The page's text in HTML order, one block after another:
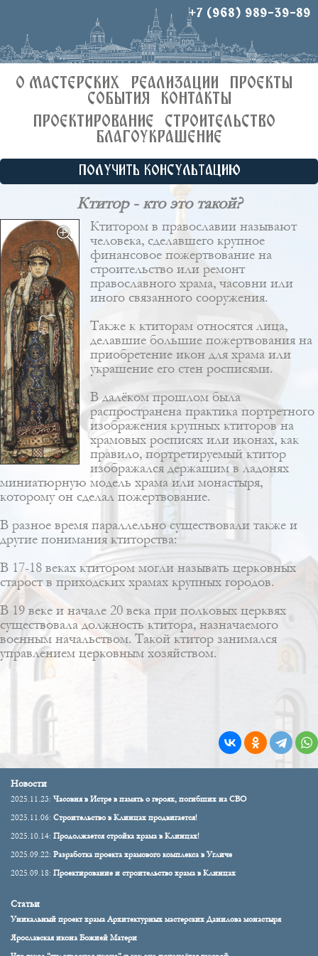
+7 (968) 989-39-89
О МАСТЕРСКИХ РЕАЛИЗАЦИИ
ПРОЕКТЫ
СОБЫТИЯ
КОНТАКТЫ
ПРОЕКТИРОВАНИЕ
СТРОИТЕЛЬСТВО
БЛАГОУКРАШЕНИЕ
ПОЛУЧИТЬ КОНСУЛЬТАЦИЮ
Ктитор - кто это такой?
Ктитором в православии называют
человека, сделавшего крупное
финансовое пожертвование на
строительство или ремонт
православного храма, часовни или
иного связанного сооружения.
Также к ктиторам относятся лица,
делавшие большие пожертвования на
приобретение икон для храма или
украшение его стен росписями.
В далёком прошлом была
распространена практика портретного
изображения крупных ктиторов на
храмовых росписях или иконах, как
правило, портретируемый ктитор
изображался держащим в ладонях
миниатюрную модель храма или монастыря,
которому он сделал пожертвование.
В разное время параллельно существовали также и
другие понимания ктиторства:
В 17-18 веках ктитором могли называть церковных
старост в приходских храмах крупных городов.
В 19 веке и начале 20 века при полковых церквях
существовала должность ктитора, назначаемого
военным начальством. Такой ктитор занимался
управлением церковным хозяйством.
Новости
2025.11.23: Часовня в Истре в память о героях, погибших на СВО
2025.11.06: Строительство в Клинцах продвигается!
2025.10.14: Продолжается стройка храма в Клинцах!
2025.09.22: Разработка проекта храмового комплекса в Угличе
2025.09.18: Проектирование и строительство храма в Клинцах
Статьи
Уникальный проект храма Архитектурных мастерских Данилова монастыря
Ярославская икона Божией Матери